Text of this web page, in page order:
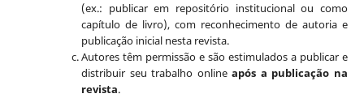
(ex.: publicar em repositório institucional ou como
capítulo de livro), com reconhecimento de autoria e
publicação inicial nesta revista.
Autores têm permissão e são estimulados a publicar e
distribuir seu trabalho onlineapós a publicação na
revista.